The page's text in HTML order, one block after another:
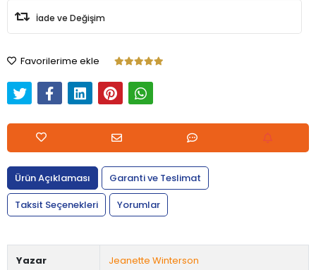
İade ve Değişim
Favorilerime ekle
Ürün Açıklaması
Garanti ve Teslimat
Taksit Seçenekleri
Yorumlar
Yazar Jeanette Winterson